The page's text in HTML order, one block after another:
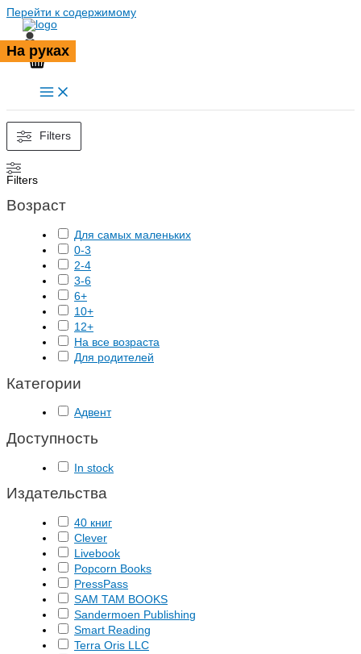
Перейти к содержимому
Filters
Filters
Возраст
Для самых маленьких
0-3
2-4
3-6
6+
10+
12+
На все возраста
Для родителей
Категории
Адвент
Доступность
In stock
Издательства
40 книг
Clever
Livebook
Popcorn Books
PressPass
SAM TAM BOOKS
Sandermoen Publishing
Smart Reading
Terra Oris LLC
На руках